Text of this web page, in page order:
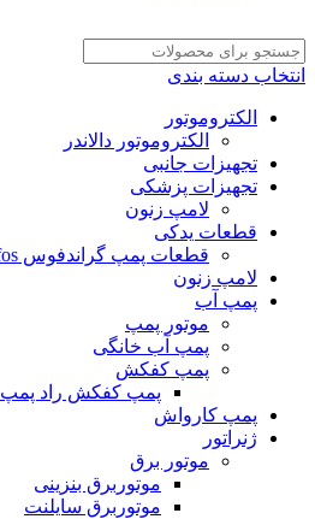
انتخاب دسته بندی
الکتروموتور
الکتروموتور دالاندر
تجهیزات جانبی
تجهیزات پزشکی
لامپ زنون
قطعات یدکی
قطعات پمپ گراندفوس Grundfos
لامپ زنون
پمپ آب
موتور پمپ
پمپ آب خانگی
پمپ کفکش
پمپ کفکش راد پمپ
پمپ کارواش
ژنراتور
موتور برق
موتوربرق بنزینی
موتوربرق سایلنت